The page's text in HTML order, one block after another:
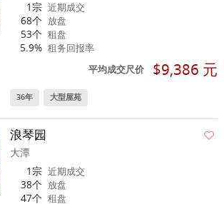
1宗 近期成交
68个 放盘
53个 租盘
5.9% 租务回报率
平均成交尺价 $9,386 元
36年 大型屋苑
浪琴园
大潭
1宗 近期成交
38个 放盘
47个 租盘